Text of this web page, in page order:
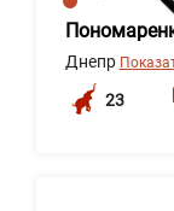
Днепр
23